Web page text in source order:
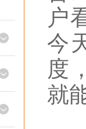
户
今
度
就